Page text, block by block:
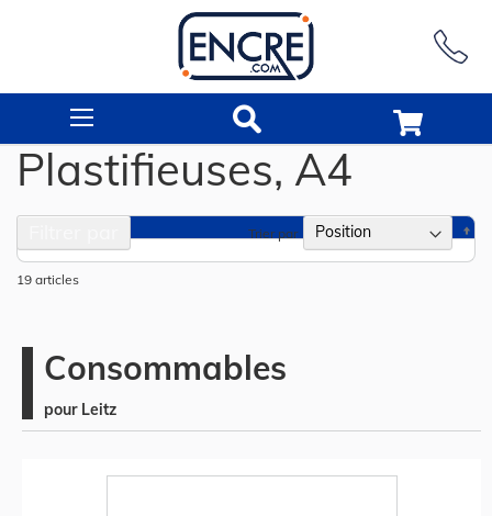
Plastifieuses, A4
19 articles
Trier par
Consommables
pour Leitz